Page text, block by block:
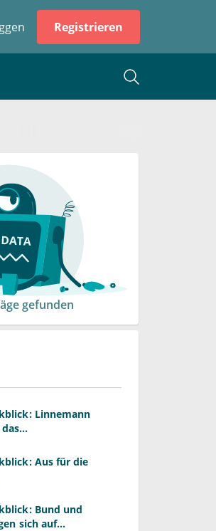
Registrieren
gefunden
Linnemann
Aus für die
Bund und
sich auf